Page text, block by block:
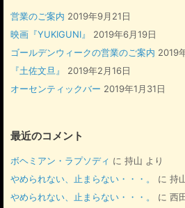
営業のご案内 2019年9月21日
映画『YUKIGUNI』
2019年6月19日
ゴールデンウィークの営業のご案内 2019
『土佐文旦』
2019年2月16日
オーセンティックバー 2019年1月31日
最近のコメント
ボヘミアン・ラプソディ に 持山 より
やめられない、止まらない・・・。
に 持
やめられない、止まらない・・・。
に 西